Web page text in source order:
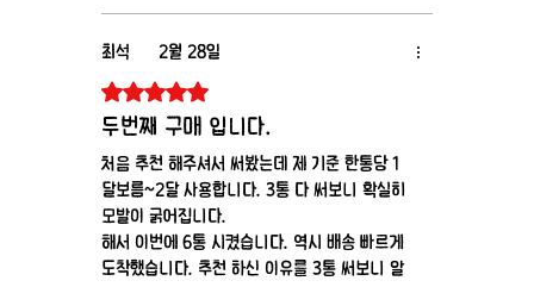
최석 2월 28일
별점 5점 중 5점을 주었습니다.
두번째 구매 입니다.
처음 추천 해주셔서 써봤는데 제 기준 한통당 1
달보름~2달 사용합니다. 3통 다 써보니 확실히
모발이 굵어집니다.
해서 이번에 6통 시켰습니다. 역시 배송 빠르게
도착했습니다. 추천 하신 이유를 3통 써보니 알